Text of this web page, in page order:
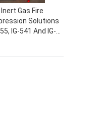
Inert Gas Fire
Solutions
IG-541 And IG-